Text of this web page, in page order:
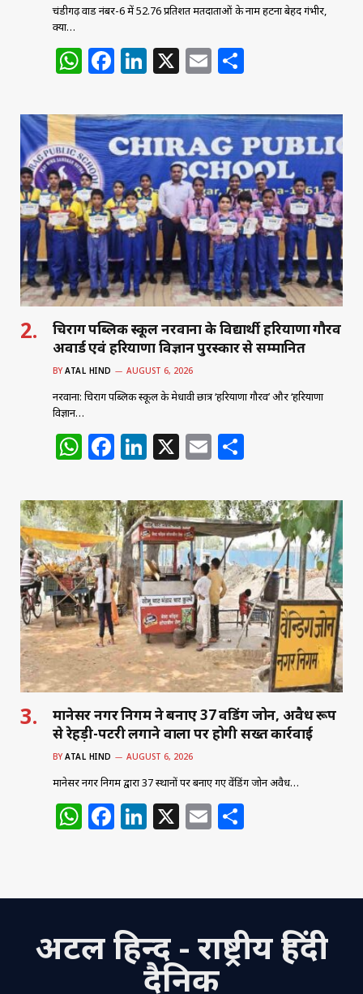
चंडीगढ़ वार्ड नंबर-6 में 52.76 प्रतिशत मतदाताओं के नाम हटना बेहद गंभीर,
क्या…
W
at
s
A
p
p
F
c
e
b
o
o
k
Li
k
e
dI
n
X E
ai
l
ar
e
चिराग पब्लिक स्कूल नरवाना के विद्यार्थी हरियाणा गौरव
अवार्ड एवं हरियाणा विज्ञान पुरस्कार से सम्मानित
BY ATAL HIND AUGUST 6, 2026
नरवाना: चिराग पब्लिक स्कूल के मेधावी छात्र ‘हरियाणा गौरव’ और ‘हरियाणा
विज्ञान…
W
at
s
A
p
p
F
c
e
b
o
o
k
Li
k
e
dI
n
X E
ai
l
ar
e
मानेसर नगर निगम ने बनाए 37 वेंडिंग जोन, अवैध रूप
से रेहड़ी-पटरी लगाने वालों पर होगी सख्त कार्रवाई
BY ATAL HIND AUGUST 6, 2026
मानेसर नगर निगम द्वारा 37 स्थानों पर बनाए गए वेंडिंग जोन अवैध…
W
s
p
p
F
e
o
o
Li
e
n
X E
l e
अटल हिन्द - राष्ट्रीय हिंदी
दैनिक